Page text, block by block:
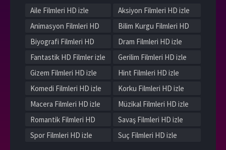
Aile Filmleri HD izle
Aksiyon Filmleri HD izle
Animasyon Filmleri HD
izle
Bilim Kurgu Filmleri HD
izle
Biyografi Filmleri HD
izle
Dram Filmleri HD izle
Fantastik HD Filmler izle
Gerilim Filmleri HD izle
Gizem Filmleri HD izle
Hint Filmleri HD izle
Komedi Filmleri HD izle
Korku Filmleri HD izle
Macera Filmleri HD izle
Müzikal Filmleri HD izle
Romantik Filmleri HD
izle
Savaş Filmleri HD izle
Spor Filmleri HD izle
Suç Filmleri HD izle